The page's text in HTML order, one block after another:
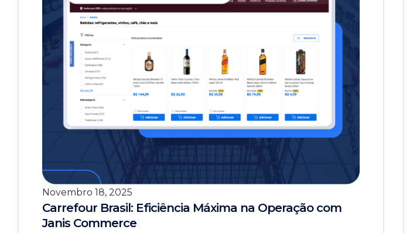
Novembro 18, 2025
Carrefour Brasil: Eficiência Máxima na Operação com
Janis Commerce